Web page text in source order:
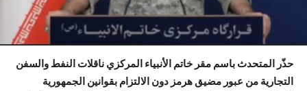
حذّر المتحدث باسم مقر خاتم الأنبياء المركزي ناقلات النفط والسفن
التجارية من عبور مضيق هرمز دون الالتزام بقوانين الجمهورية